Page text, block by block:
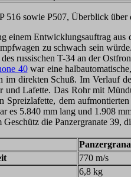
sowie P507, Überblick
einem Entwicklungsauftrag aus
zu schwach sein
russischen T-34 an der
40war eine
im direkten Schuß. Im Verlauf
und Lafette. Das Rohr mit
Spreizlafette, dem
es 5.840 mm lang und 1.908
Geschütz die Panzergranate
770 m/s
6,8 kg